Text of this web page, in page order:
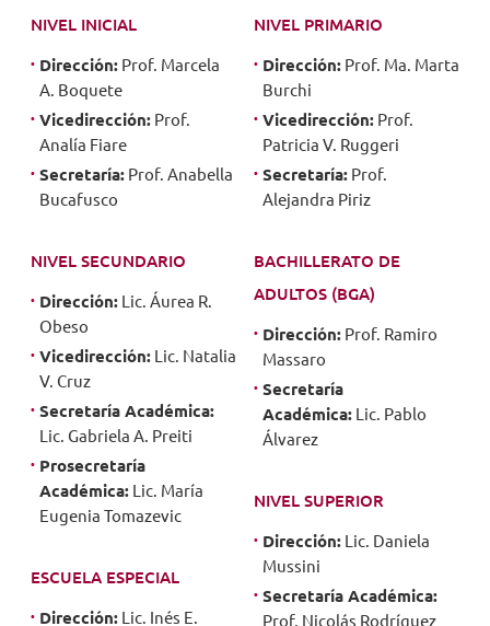
NIVEL INICIAL
Dirección: Prof. Marcela
A. Boquete
Vicedirección: Prof.
Analía Fiare
Secretaría: Prof. Anabella
Bucafusco
NIVEL SECUNDARIO
Dirección: Lic. Áurea R.
Obeso
Vicedirección: Lic. Natalia
V. Cruz
Secretaría Académica:
Lic. Gabriela A. Preiti
Prosecretaría
Académica: Lic. María
Eugenia Tomazevic
ESCUELA ESPECIAL
Dirección: Lic. Inés E.
NIVEL PRIMARIO
Dirección:Prof. Ma. Marta
Burchi
Vicedirección:Prof.
Patricia V. Ruggeri
Secretaría:Prof.
Alejandra Piriz
BACHILLERATO DE
ADULTOS (BGA)
Dirección: Prof. Ramiro
Massaro
Secretaría
Académica: Lic. Pablo
Álvarez
NIVEL SUPERIOR
Dirección:Lic. Daniela
Mussini
Secretaría Académica:
Prof. Nicolás Rodríguez